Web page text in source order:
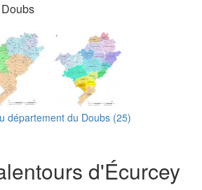
département du Doubs (25)
d'Écurcey